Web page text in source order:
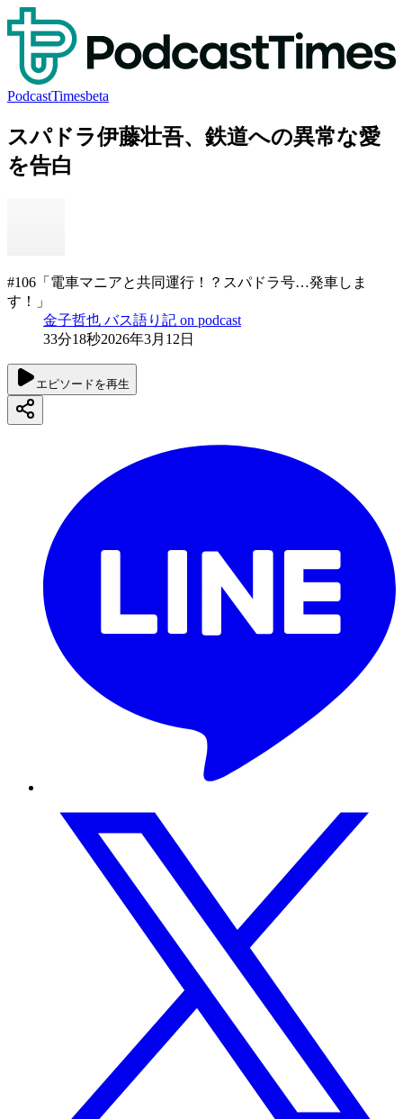
PodcastTimesbeta
スパドラ伊藤壮吾、鉄道への異常な愛
を告白
#106「電車マニアと共同運行！？スパドラ号…発車しま
す！」
金子哲也 バス語り記 on podcast
33分18秒2026年3月12日
エピソードを再生